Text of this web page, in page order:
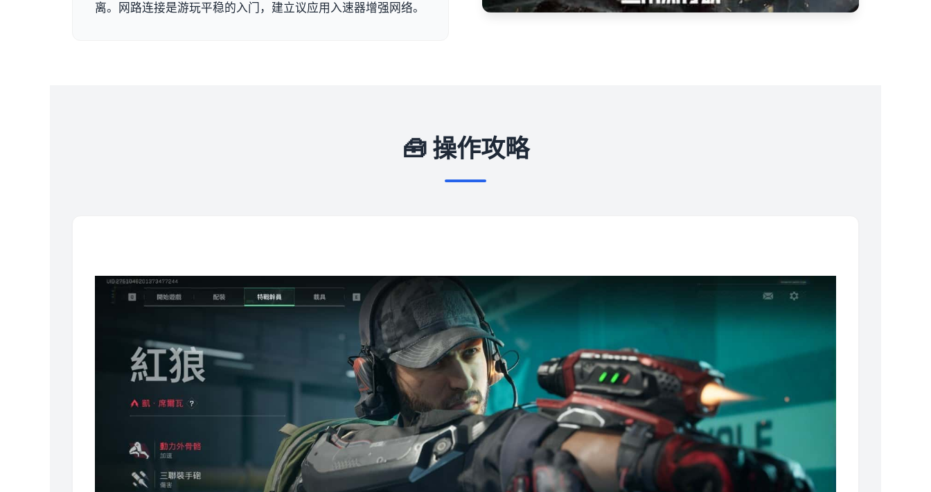
离。网路连接是游玩平稳的入门，建立议应用入速器增强网络。
🧰 操作攻略